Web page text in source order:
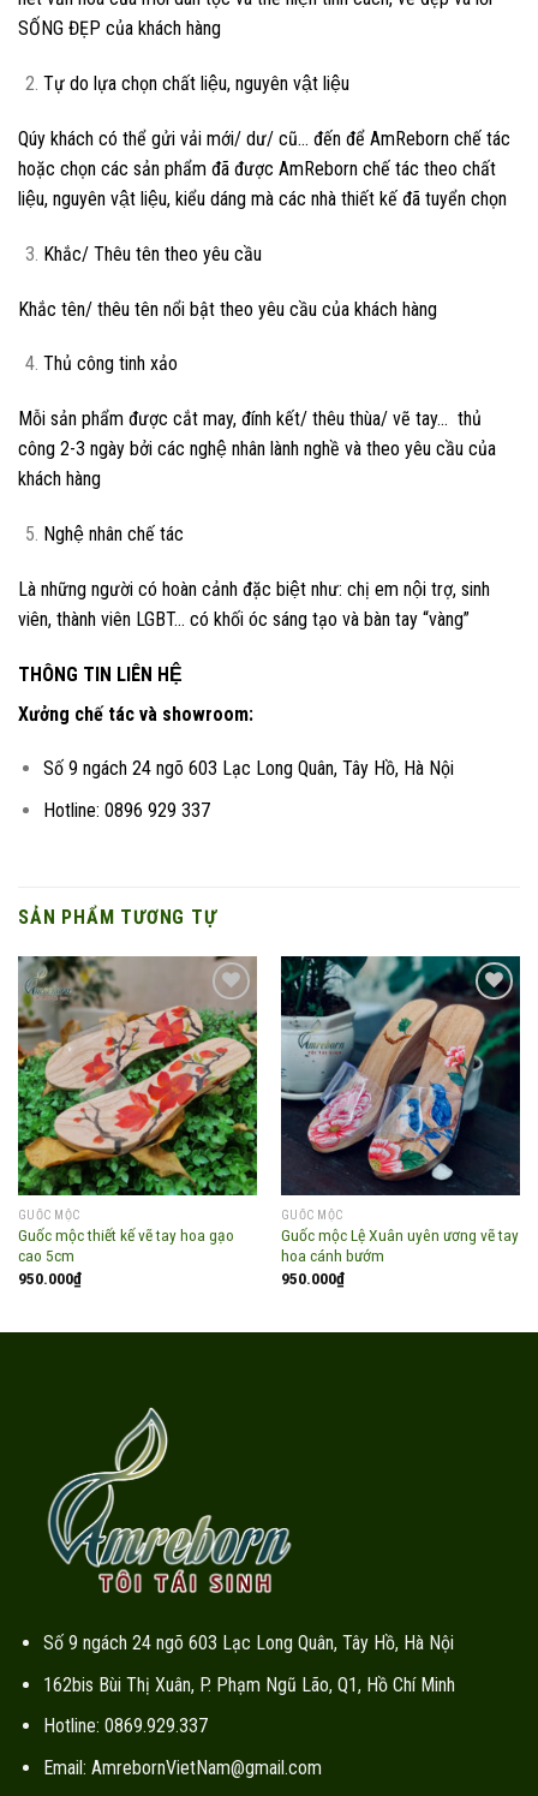
SỐNG ĐẸP của khách hàng
Tự do lựa chọn chất liệu, nguyên vật liệu
Qúy khách có thể gửi vải mới/ dư/ cũ… đến để AmReborn chế tác
hoặc chọn các sản phẩm đã được AmReborn chế tác theo chất
liệu, nguyên vật liệu, kiểu dáng mà các nhà thiết kế đã tuyển chọn
Khắc/ Thêu tên theo yêu cầu
Khắc tên/ thêu tên nổi bật theo yêu cầu của khách hàng
Thủ công tinh xảo
Mỗi sản phẩm được cắt may, đính kết/ thêu thùa/ vẽ tay… thủ
công 2-3 ngày bởi các nghệ nhân lành nghề và theo yêu cầu của
khách hàng
Nghệ nhân chế tác
Là những người có hoàn cảnh đặc biệt như: chị em nội trợ, sinh
viên, thành viên LGBT… có khối óc sáng tạo và bàn tay “vàng”
THÔNG TIN LIÊN HỆ
Xưởng chế tác và showroom:
Số 9 ngách 24 ngõ 603 Lạc Long Quân, Tây Hồ, Hà Nội
Hotline: 0896 929 337
SẢN PHẨM TƯƠNG TỰ
Add to
wishlist
GUỐC MỘC
Guốc mộc thiết kế vẽ tay hoa gạo
cao 5cm
950.000₫
Add to
wishlist
GUỐC MỘC
Guốc mộc Lệ Xuân uyên ương vẽ tay
hoa cánh bướm
950.000₫
Số 9 ngách 24 ngõ 603 Lạc Long Quân, Tây Hồ, Hà Nội
162bis Bùi Thị Xuân, P. Phạm Ngũ Lão, Q1, Hồ Chí Minh
Hotline: 0869.929.337
Email: AmrebornVietNam@gmail.com